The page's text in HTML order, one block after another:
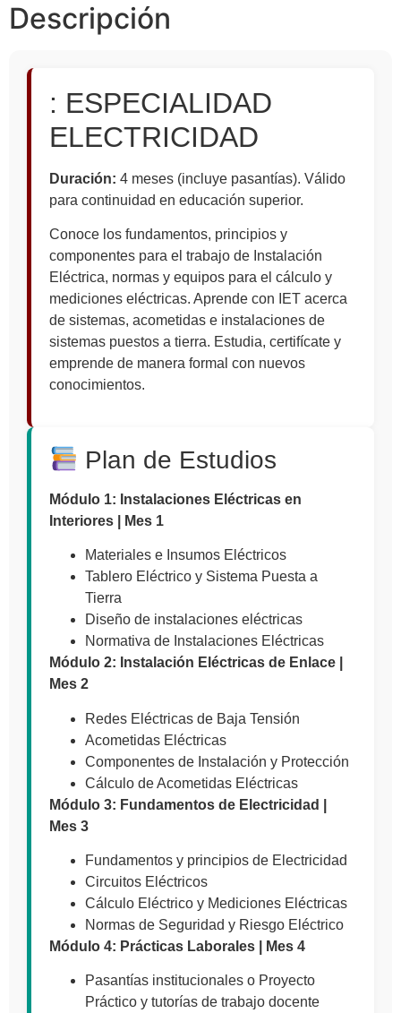
Descripción
: ESPECIALIDAD
ELECTRICIDAD
Duración: 4 meses (incluye pasantías). Válido
para continuidad en educación superior.
Conoce los fundamentos, principios y
componentes para el trabajo de Instalación
Eléctrica, normas y equipos para el cálculo y
mediciones eléctricas. Aprende con IET acerca
de sistemas, acometidas e instalaciones de
sistemas puestos a tierra. Estudia, certifícate y
emprende de manera formal con nuevos
conocimientos.
Plan de Estudios
Módulo 1: Instalaciones Eléctricas en
Interiores | Mes 1
Materiales e Insumos Eléctricos
Tablero Eléctrico y Sistema Puesta a
Tierra
Diseño de instalaciones eléctricas
Normativa de Instalaciones Eléctricas
Módulo 2: Instalación Eléctricas de Enlace |
Mes 2
Redes Eléctricas de Baja Tensión
Acometidas Eléctricas
Componentes de Instalación y Protección
Cálculo de Acometidas Eléctricas
Módulo 3: Fundamentos de Electricidad |
Mes 3
Fundamentos y principios de Electricidad
Circuitos Eléctricos
Cálculo Eléctrico y Mediciones Eléctricas
Normas de Seguridad y Riesgo Eléctrico
Módulo 4: Prácticas Laborales | Mes 4
Pasantías institucionales o Proyecto
Práctico y tutorías de trabajo docente